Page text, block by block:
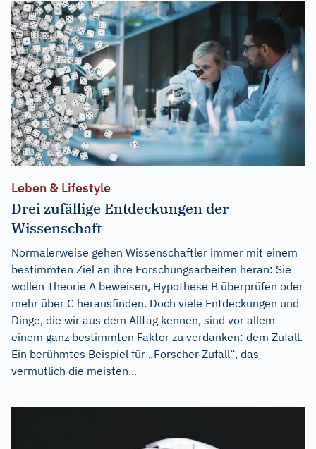
Leben & Lifestyle
Drei zufällige Entdeckungen der
Wissenschaft
Normalerweise gehen Wissenschaftler immer mit einem
bestimmten Ziel an ihre Forschungsarbeiten heran: Sie
wollen Theorie A beweisen, Hypothese B überprüfen oder
mehr über C herausfinden. Doch viele Entdeckungen und
Dinge, die wir aus dem Alltag kennen, sind vor allem
einem ganz bestimmten Faktor zu verdanken: dem Zufall.
Ein berühmtes Beispiel für „Forscher Zufall“, das
vermutlich die meisten...